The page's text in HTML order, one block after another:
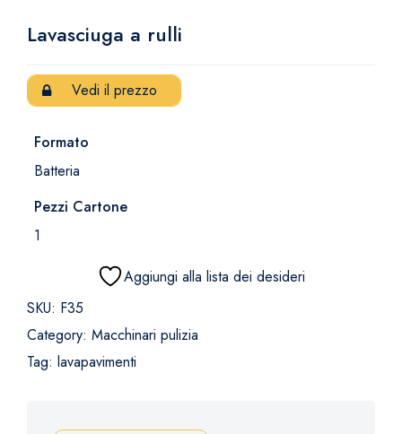
Lavasciuga a rulli
Vedi il prezzo
Formato
Batteria
Pezzi Cartone
1
Aggiungi alla lista dei desideri
SKU: F35
Category: Macchinari pulizia
Tag: lavapavimenti